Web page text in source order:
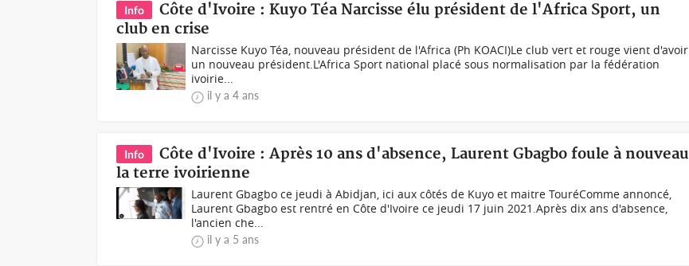
Info
Côte d'Ivoire : Kuyo Téa Narcisse élu président de l'Africa Sport, un
club en crise
Narcisse Kuyo Téa, nouveau président de l'Africa (Ph KOACI)Le club vert et rouge vient d'avoir
un nouveau président.L'Africa Sport national placé sous normalisation par la fédération
ivoirie...
il y a 4 ans
Info
Côte d'Ivoire : Après 10 ans d'absence, Laurent Gbagbo foule à nouveau
la terre ivoirienne
Laurent Gbagbo ce jeudi à Abidjan, ici aux côtés de Kuyo et maitre Touré Comme annoncé,
Laurent Gbagbo est rentré en Côte d'Ivoire ce jeudi 17 juin 2021.Après dix ans d'absence,
l'ancien che...
il y a 5 ans